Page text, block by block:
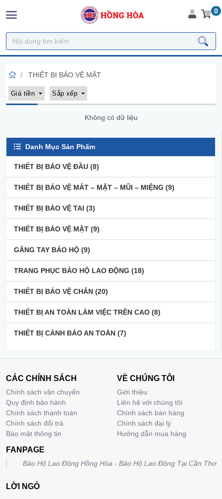
0
Danh Mục Sản Phẩm
THIẾT BỊ BẢO VỆ ĐẦU (8)
THIẾT BỊ BẢO VỆ MẮT – MẶT – MŨI – MIỆNG (9)
THIẾT BỊ BẢO VỆ TAI (3)
THIẾT BỊ BẢO VỆ MẶT (9)
GĂNG TAY BẢO HỘ (9)
TRANG PHỤC BẢO HỘ LAO ĐỘNG (18)
THIẾT BỊ BẢO VỆ CHÂN (20)
THIẾT BỊ AN TOÀN LÀM VIỆC TRÊN CAO (8)
THIẾT BỊ CẢNH BÁO AN TOÀN (7)
THIẾT BỊ BẢO VỆ MẶT
Giá tiền Sắp xếp
Không có dữ liệu
CÁC CHÍNH SÁCH
Chính sách vận chuyển
Quy định bảo hành
Chính sách thanh toán
Chính sách đổi trả
Bảo mật thông tin
VỀ CHÚNG TÔI
Giới thiệu
Liên hệ với chúng tôi
Chính sách bán hàng
Chính sách đại lý
Hướng dẫn mua hàng
FANPAGE
Bảo Hộ Lao Động Hồng Hòa - Bảo Hộ Lao Động Tại Cần Thơ
LỜI NGỎ